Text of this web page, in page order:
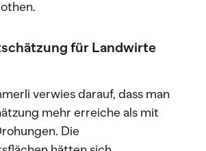
für Landwirte
verwies darauf, dass man
mehr erreiche als mit
Die